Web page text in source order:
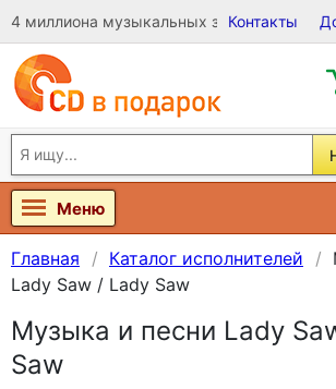
4 миллиона музыкальных записей на
Контакты
Меню
Главная Каталог исполнителей
Lady Saw / Lady Saw
Музыка и песни Lady
Saw